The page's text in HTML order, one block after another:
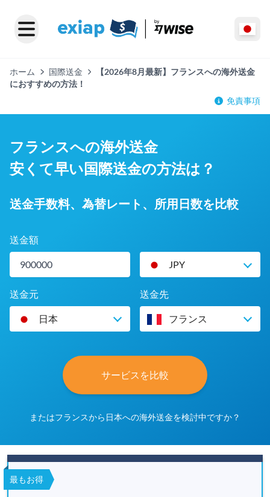
ホーム 国際送金
【2026年8月最新】フランスへの海外送金
におすすめの方法！
免責事項
フランスへの海外送金
安くて早い国際送金の方法は？
送金手数料、為替レート、所用日数を比較
送金額
JPY
送金元
日本
送金先
フランス
サービスを比較
またはフランスから日本への海外送金を検討中ですか？
最もお得